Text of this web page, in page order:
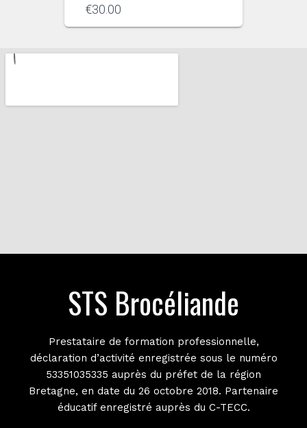
€30.00
STS Brocéliande
Prestataire de formation professionnelle,
déclaration d’activité enregistrée sous le numéro
53351035335 auprès du préfet de la région
Bretagne, en date du 26 octobre 2018. Partenaire
éducatif enregistré auprès du C-TECC.